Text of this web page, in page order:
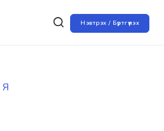
Нэвтрэх / Бүртгүүлэх
Я